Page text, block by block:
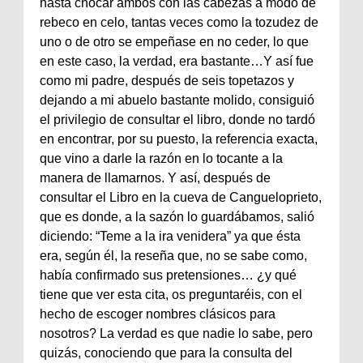
rebeco en celo, tantas veces como la tozudez de
uno o de otro se empeñase en no ceder, lo que
en este caso, la verdad, era bastante…Y así fue
como mi padre, después de seis topetazos y
dejando a mi abuelo bastante molido, consiguió
el privilegio de consultar el libro, donde no tardó
en encontrar, por su puesto, la referencia exacta,
que vino a darle la razón en lo tocante a la
manera de llamarnos. Y así, después de
consultar el Libro en la cueva de Cangueloprieto,
que es donde, a la sazón lo guardábamos, salió
diciendo: “Teme a la ira venidera” ya que ésta
era, según él, la reseña que, no se sabe como,
había confirmado sus pretensiones… ¿y qué
tiene que ver esta cita, os preguntaréis, con el
hecho de escoger nombres clásicos para
nosotros? La verdad es que nadie lo sabe, pero
quizás, conociendo que para la consulta del